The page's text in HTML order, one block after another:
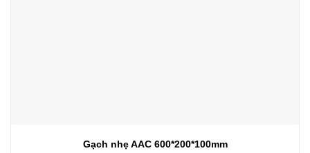
Gạch nhẹ AAC 600*200*100mm